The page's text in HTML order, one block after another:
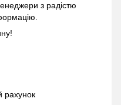
з радістю
рахунок